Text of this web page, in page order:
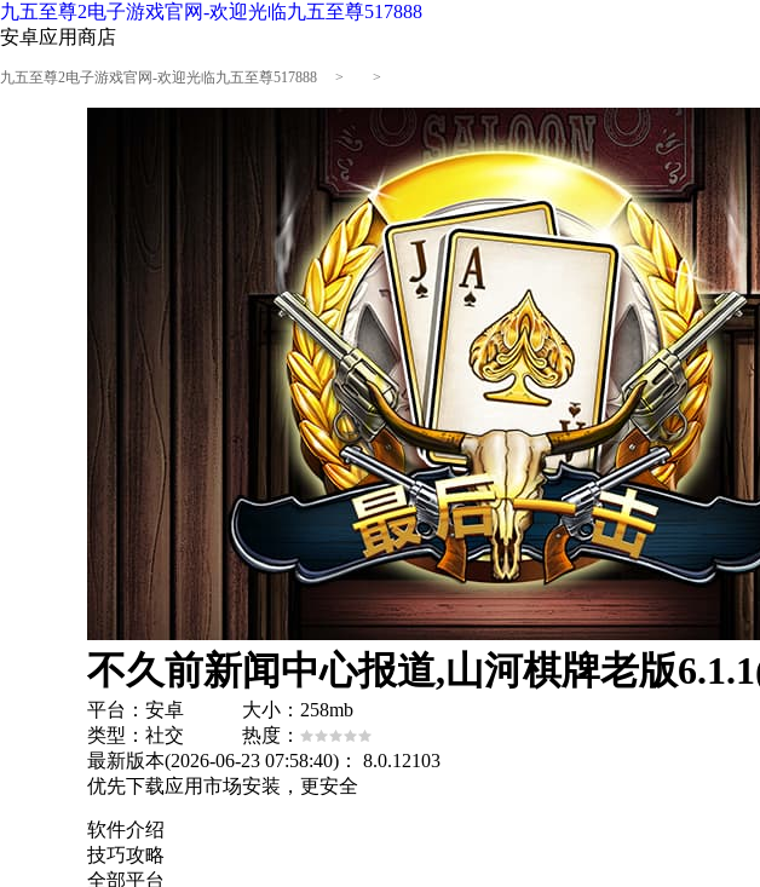
九五至尊2电子游戏官网-欢迎光临九五至尊517888
安卓应用商店
九五至尊2电子游戏官网-欢迎光临九五至尊517888 > >
不久前新闻中心报道,山河棋牌老版
平台：安卓 大小：258mb
类型：社交 热度：
最新版本(2026-06-23 07:58:40)：
8.0.12103
优先下载应用市场安装，更安全
软件介绍
技巧攻略
全部平台